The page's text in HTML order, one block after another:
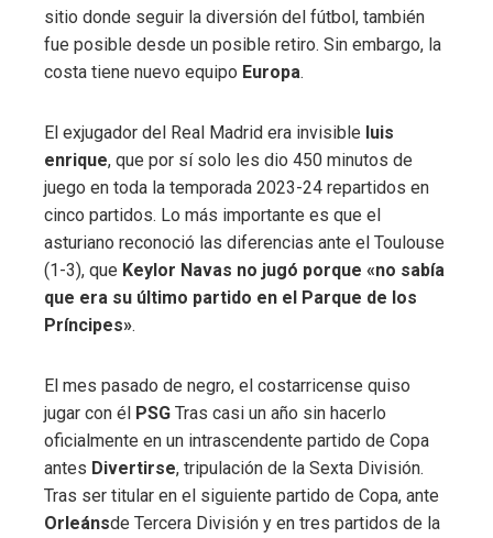
sitio donde seguir la diversión del fútbol, ​​también
fue posible desde un posible retiro. Sin embargo, la
costa tiene nuevo equipo Europa.
El exjugador del Real Madrid era invisible luis
enrique, que por sí solo les dio 450 minutos de
juego en toda la temporada 2023-24 repartidos en
cinco partidos. Lo más importante es que el
asturiano reconoció las diferencias ante el Toulouse
(1-3), que Keylor Navas no jugó porque «no sabía
que era su último partido en el Parque de los
Príncipes».
El mes pasado de negro, el costarricense quiso
jugar con él PSG Tras casi un año sin hacerlo
oficialmente en un intrascendente partido de Copa
antes Divertirse, tripulación de la Sexta División.
Tras ser titular en el siguiente partido de Copa, ante
Orleánsde Tercera División y en tres partidos de la